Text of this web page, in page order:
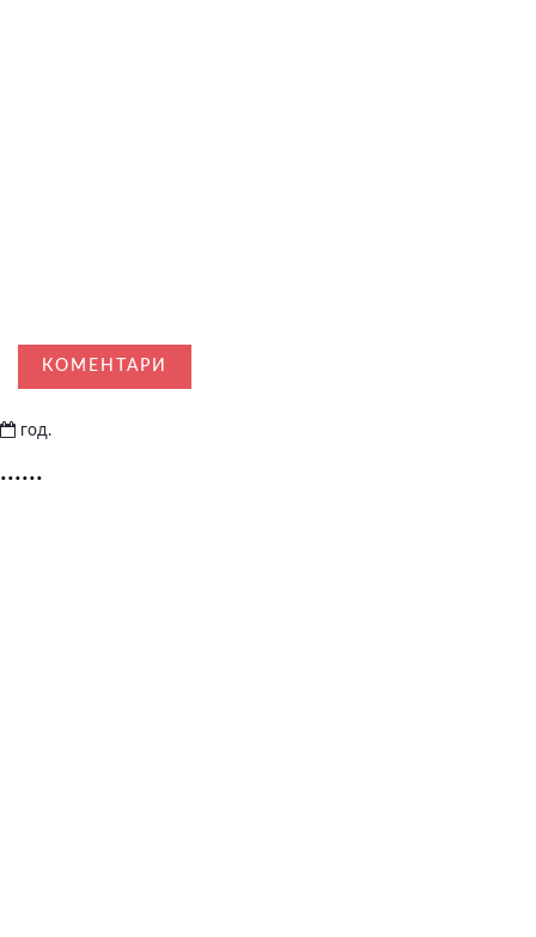
КОМЕНТАРИ
год.
......